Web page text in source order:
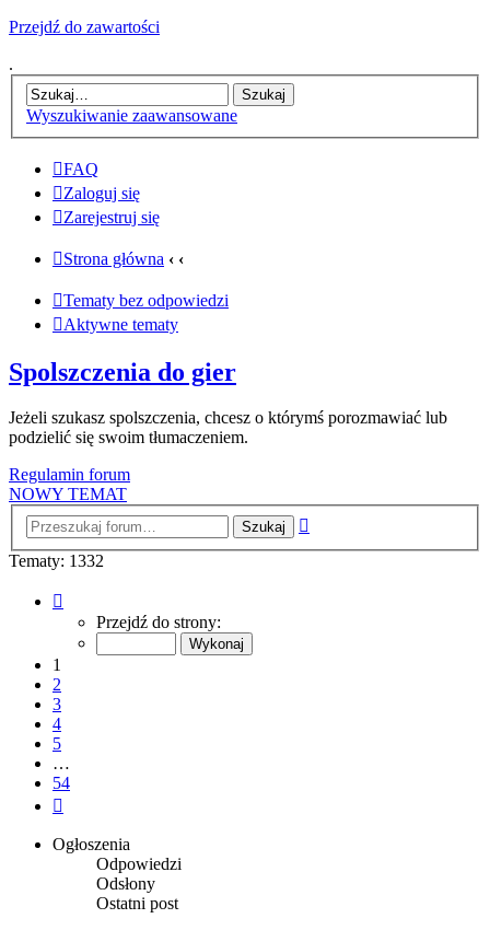
Przejdź do zawartości
.
Wyszukiwanie zaawansowane
FAQ
Zaloguj się
Zarejestruj się
Strona główna ‹ ‹
Tematy bez odpowiedzi
Aktywne tematy
Spolszczenia do gier
Jeżeli szukasz spolszczenia, chcesz o którymś porozmawiać lub
podzielić się swoim tłumaczeniem.
Regulamin forum
NOWY TEMAT
Tematy: 1332
Przejdź do strony:
1
2
3
4
5
…
54
Ogłoszenia
Odpowiedzi
Odsłony
Ostatni post